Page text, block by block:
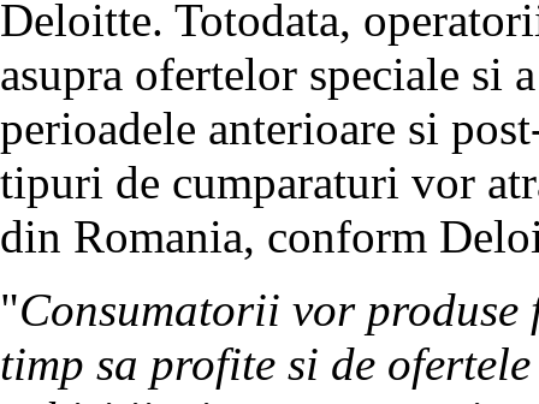
Deloitte. Totodata,
asupra ofertelor speciale si
perioadele anterioare si
tipuri de cumparaturi vor
din Romania, conform
"Consumatorii vor
timp sa profite si de